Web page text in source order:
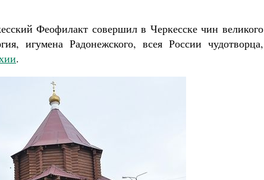
Феофилакт совершил в Черкесске чин великого
игумена Радонежского, всея России чудотворца,
.